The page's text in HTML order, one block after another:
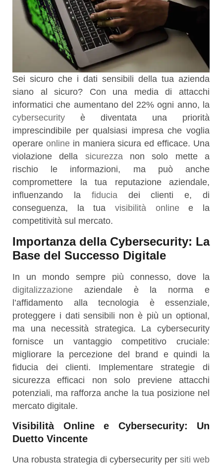
Sei sicuro che i dati sensibili della tua azienda
siano al sicuro? Con una media di attacchi
informatici che aumentano del 22% ogni anno, la
cybersecurity è diventata una priorità
imprescindibile per qualsiasi impresa che voglia
operare onlinein maniera sicura ed efficace. Una
violazione della sicurezzanon solo mette a
rischio le informazioni, ma può anche
compromettere la tua reputazione aziendale,
influenzando la fiduciadei clienti e, di
conseguenza, la tua visibilità onlinee la
competitività sul mercato.
Importanza della Cybersecurity: La
Base del Successo Digitale
In un mondo sempre più connesso, dove la
digitalizzazione aziendale è la norma e
l’affidamento alla tecnologia è essenziale,
proteggere i dati sensibili non è più un optional,
ma una necessità strategica. La cybersecurity
fornisce un vantaggio competitivo cruciale:
migliorare la percezione del brand e quindi la
fiducia dei clienti. Implementare strategie di
sicurezza efficaci non solo previene attacchi
potenziali, ma rafforza anche la tua posizione nel
mercato digitale.
Visibilità Online e Cybersecurity: Un
Duetto Vincente
Una robusta strategia di cybersecurity per siti web